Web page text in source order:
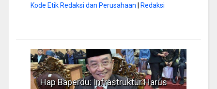
Kode Etik Redaksi dan Perusahaan
Redaksi
Hap Baperdu: Infrastruktur Harus